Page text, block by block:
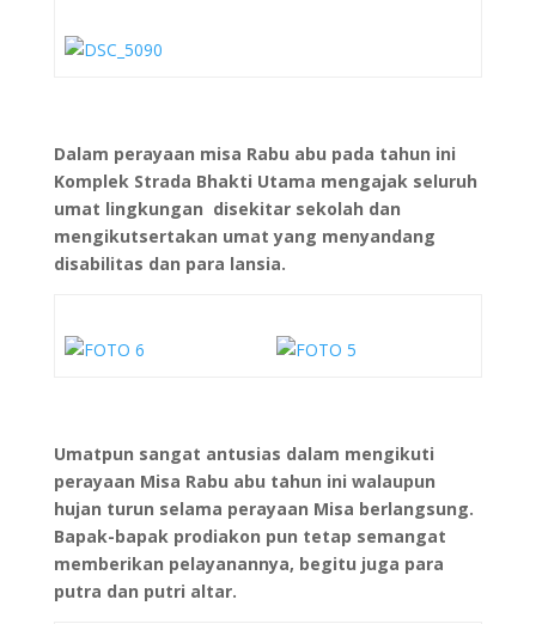
Dalam perayaan misa Rabu abu pada tahun ini
Komplek Strada Bhakti Utama mengajak seluruh
umat lingkungan disekitar sekolah dan
mengikutsertakan umat yang menyandang
disabilitas dan para lansia.
Umatpun sangat antusias dalam mengikuti
perayaan Misa Rabu abu tahun ini walaupun
hujan turun selama perayaan Misa berlangsung.
Bapak-bapak prodiakon pun tetap semangat
memberikan pelayanannya, begitu juga para
putra dan putri altar.